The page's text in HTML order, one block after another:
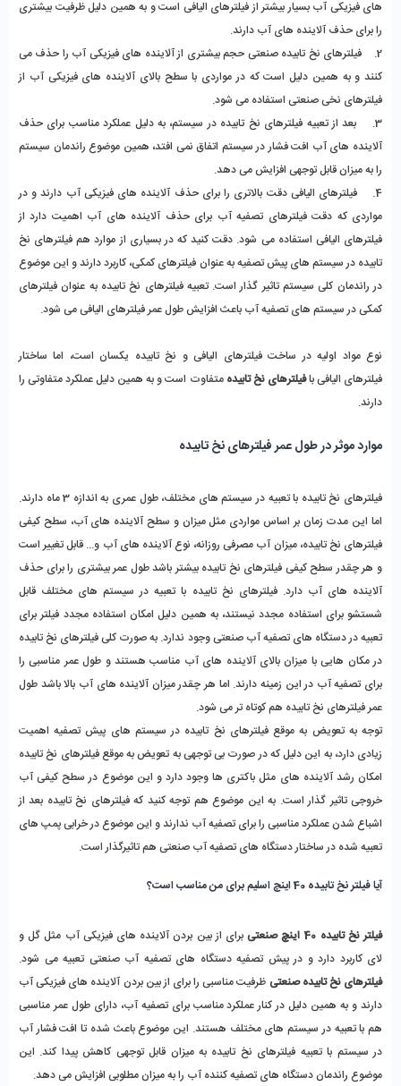
های فیزیکی آب بسیار بیشتر از فیلترهای الیافی است و به همین دلیل ظرفیت بیشتری
را برای حذف آلاینده های آب دارند.
2. فیلترهای نخ تابیده صنعتی
حجم بیشتری از آلاینده های فیزیکی آب را حذف می
کنند و به همین دلیل است که در مواردی با سطح بالای آلاینده های فیزیکی آب از
فیلترهای نخی صنعتی استفاده می شود.
3. بعد از تعبیه
فیلترهای نخ تابیده در سیستم، به دلیل عملکرد مناسب برای حذف
آلاینده های آب افت فشار در سیستم اتفاق نمی افتد، همین موضوع راندمان سیستم
را به میزان قابل توجهی افزایش می دهد.
4. فیلترهای الیافی دقت بالاتری را برای حذف آلاینده های فیزیکی آب دارند و در
مواردی که دقت فیلترهای تصفیه آب برای حذف آلاینده های آب اهمیت دارد از
فیلترهای الیافی استفاده می شود. دقت کنید که در بسیاری از موارد هم فیلترهای نخ
تابیده در سیستم های پیش تصفیه به عنوان فیلترهای کمکی، کاربرد دارند و این موضوع
در راندمان کلی سیستم تاثیر گذار است. تعبیه فیلترهای نخ تابیده به عنوان فیلترهای
کمکی در سیستم های تصفیه آب باعث افزایش طول عمر فیلترهای الیافی می شود.
نوع مواد اولیه در ساخت فیلترهای الیافی و نخ تابیده یکسان است، اما ساختار
فیلترهای الیافی بافیلترهای نخ تابیده متفاوت است و به همین دلیل عملکرد متفاوتی را
دارند.
موارد موثر در طول عمر فیلترهای نخ تابیده
فیلترهای نخ تابیده با تعبیه در سیستم های مختلف، طول عمری به اندازه 3 ماه دارند.
اما این مدت زمان بر اساس مواردی مثل میزان و سطح آلاینده های آب، سطح کیفی
فیلترهای نخ تابیده، میزان آب مصرفی روزانه، نوع آلاینده های آب و... قابل تغییر است
و هر چقدر سطح کیفی فیلترهای نخ تابیده بیشتر باشد طول عمر بیشتری را برای حذف
آلاینده های آب دارد. فیلترهای نخ تابیده با تعبیه در سیستم های مختلف قابل
شستشو برای استفاده مجدد نیستند، به همین دلیل امکان استفاده مجدد فیلتر برای
تعبیه در دستگاه های تصفیه آب صنعتی وجود ندارد. به صورت کلیفیلترهای نخ تابیده
در مکان هایی با میزان بالای آلاینده های آب مناسب هستند و طول عمر مناسبی را
برای تصفیه آب در این زمینه دارند. اما هر چقدر میزان آلاینده های آب بالا باشد طول
عمر فیلترهای نخ تابیده هم کوتاه تر می شود.
توجه به تعویض به موقع فیلترهای نخ تابیده در سیستم های پیش تصفیه اهمیت
زیادی دارد، به این دلیل که در صورت بی توجهی به تعویض به موقع فیلترهای نخ تابیده
امکان رشد آلاینده های مثل باکتری ها وجود دارد و این موضوع در سطح کیفی آب
خروجی تاثیر گذار است. به این موضوع هم توجه کنید که فیلترهای نخ تابیده بعد از
اشباع شدن عملکرد مناسبی را برای تصفیه آب ندارند و این موضوع در خرابی پمپ های
تعبیه شده در ساختار دستگاه های تصفیه آب صنعتی هم تاثیرگذار است.
آیا فیلتر نخ تابیده 40 اینچ اسلیم برای من مناسب است؟
فیلتر نخ تابیده 40 اینچ صنعتی
برای از بین بردن آلاینده های فیزیکی آب مثل گل و
لای کاربرد دارد و در پیش تصفیه دستگاه های تصفیه آب صنعتی تعبیه می شود.
فیلترهای نخ تابیده صنعتی ظرفیت مناسبی را برای از بین بردن آلاینده های فیزیکی آب
دارند و به همین دلیل در کنار عملکرد مناسب برای تصفیه آب، دارای طول عمر مناسبی
هم با تعبیه در سیستم های مختلف هستند. این موضوع باعث شده تا افت فشار آب
در سیستم با تعبیه فیلترهای نخ تابیده به میزان قابل توجهی کاهش پیدا کند. این
موضوع راندمان دستگاه های تصفیه کننده آب را به میزان مطلوبی افزایش می دهد.